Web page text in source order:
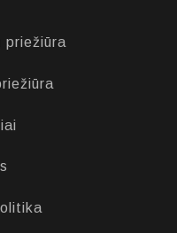
priežiūra